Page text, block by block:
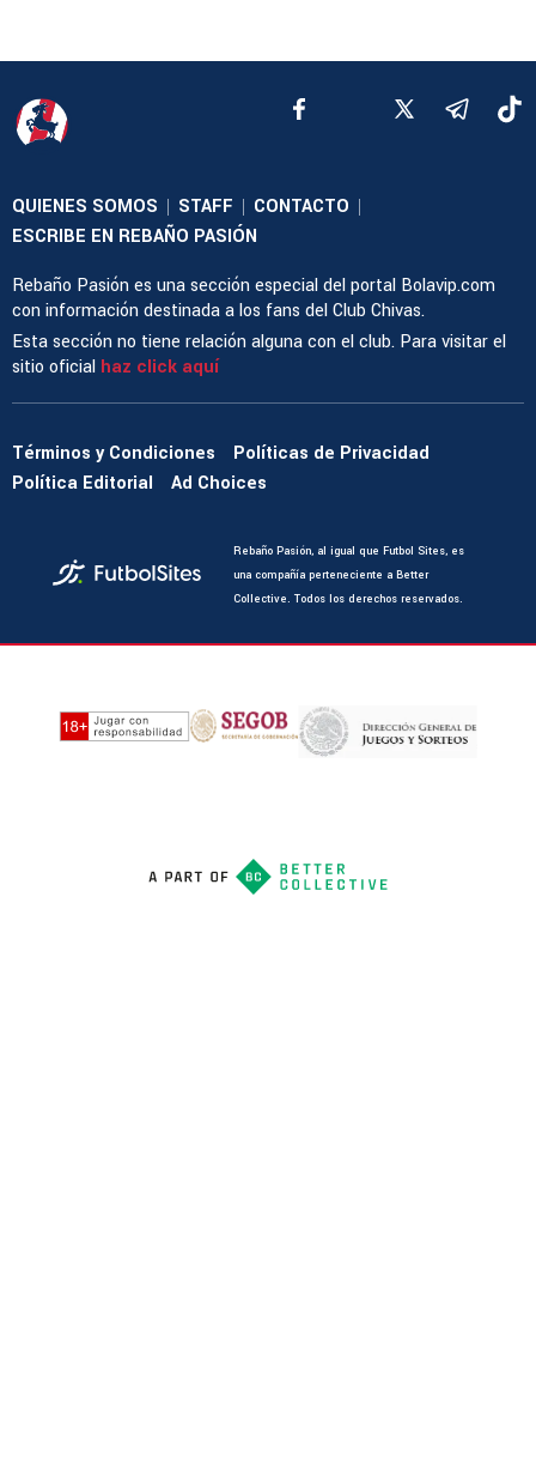
QUIENES SOMOS | STAFF | CONTACTO |
ESCRIBE EN REBAÑO PASIÓN
Rebaño Pasión es una sección especial del portal Bolavip.com
con información destinada a los fans del Club Chivas.
Esta sección no tiene relación alguna con el club. Para visitar el
sitio oficial haz click aquí
Términos y Condiciones
Políticas de Privacidad
Política Editorial
Ad Choices
Rebaño Pasión, al igual que Futbol Sites, es
una compañía perteneciente a Better
Collective. Todos los derechos reservados.